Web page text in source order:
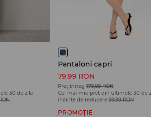
30 de zile
Pantaloni capri
79,99 RON
Preț întreg 179,99 RON
Cel mai mic preț din ultimele 30 de
înainte de reducere 99,99 RON
PROMOȚIE